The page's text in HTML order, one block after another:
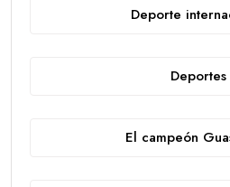
Deporte
Deportes
El campeón